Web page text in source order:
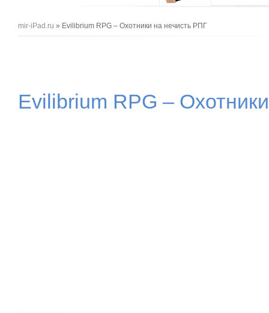
Вы здесь
mir-iPad.ru » Evilibrium RPG – Охотники на нечисть РПГ
Evilibrium RPG –